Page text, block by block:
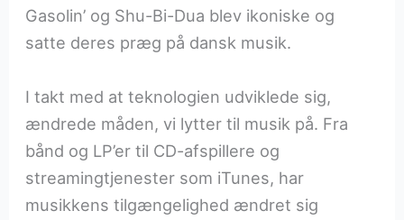
Gasolin’ og Shu-Bi-Dua blev ikoniske og
satte deres præg på dansk musik.
I takt med at teknologien udviklede sig,
ændrede måden, vi lytter til musik på. Fra
bånd og LP’er til CD-afspillere og
streamingtjenester som iTunes, har
musikkens tilgængelighed ændret sig